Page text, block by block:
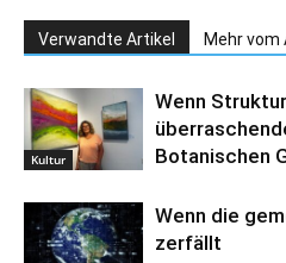
Verwandte Artikel Mehr vom
Kultur
Wenn
Botanischen
Wenn die
zerfällt